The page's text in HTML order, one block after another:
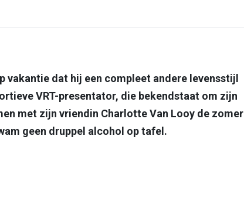
vakantie dat hij een compleet andere levensstijl
VRT-presentator, die bekendstaat om zijn
met zijn vriendin Charlotte Van Looy de zomer
geen druppel alcohol op tafel.